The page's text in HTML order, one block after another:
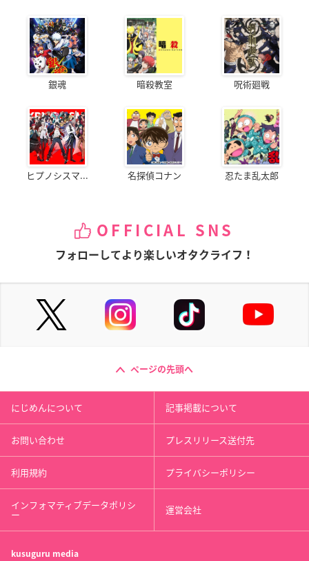
銀魂 暗殺教室 呪術廻戦
ヒプノシスマ... 名探偵コナン 忍たま乱太郎
OFFICIAL SNS
フォローしてより楽しいオタクライフ！
ページの先頭へ
にじめんについて 記事掲載について
お問い合わせ プレスリリース送付先
利用規約 プライバシーポリシー
インフォマティブデータポリシ
ー 運営会社
kusuguru media